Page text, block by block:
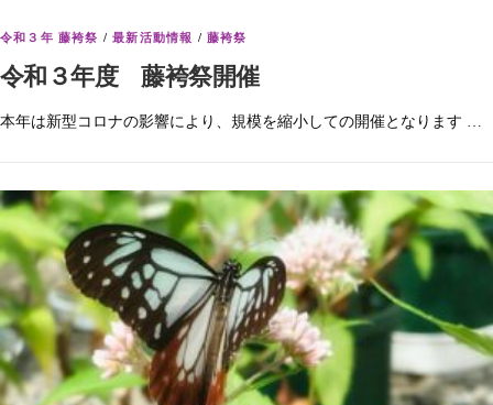
令和３年 藤袴祭 /最新活動情報 /藤袴祭
令和３年度 藤袴祭開催
本年は新型コロナの影響により、規模を縮小しての開催となります …